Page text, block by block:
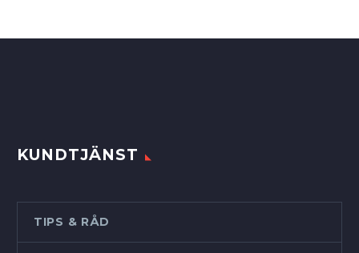
KUNDTJÄNST
TIPS & RÅD